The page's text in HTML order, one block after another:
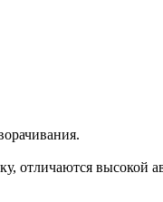
отличаются высокой